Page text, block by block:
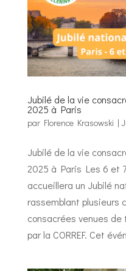
Jubilé de la vie
2025 à Paris
par Florence Krasowski |
Jubilé de la vie
2025 à Paris Les 6 et
accueillera un Jubilé
rassemblant plusieurs
consacrées venues
par la CORREF. Cet